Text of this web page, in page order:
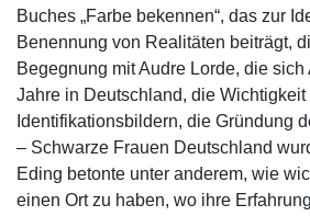
Buches „Farbe bekennen“, das zur
Benennung von Realitäten beiträgt,
Begegnung mit Audre Lorde, die sich
Jahre in Deutschland, die Wichtigkeit
Identifikationsbildern, die Gründung
– Schwarze Frauen Deutschland
Eding betonte unter anderem, wie
einen Ort zu haben, wo ihre